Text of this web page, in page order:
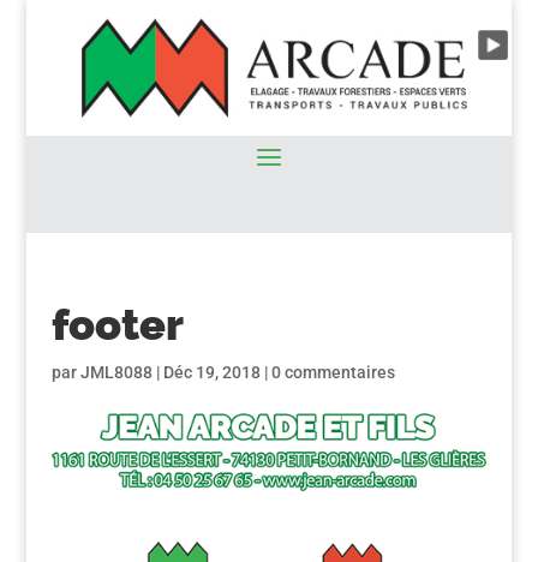
footer
parJML8088| Déc 19, 2018|0 commentaires